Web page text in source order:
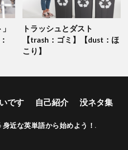
トラッシュとダスト
【trash：ゴミ】【dust：ほ
こり】
です 自己紹介 没ネタ集
身近な英単語から始めよう！.